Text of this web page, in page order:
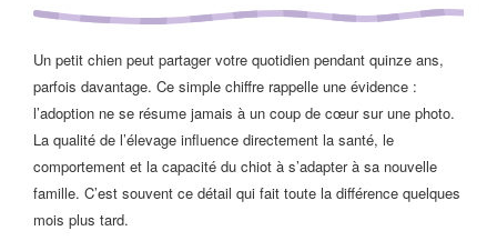
Un petit chien peut partager votre quotidien pendant quinze ans,
parfois davantage. Ce simple chiffre rappelle une évidence :
l’adoption ne se résume jamais à un coup de cœur sur une photo.
La qualité de l’élevage influence directement la santé, le
comportement et la capacité du chiot à s’adapter à sa nouvelle
famille. C’est souvent ce détail qui fait toute la différence quelques
mois plus tard.